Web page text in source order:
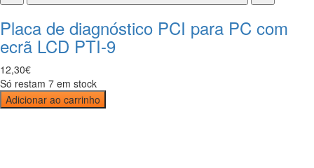
Placa de diagnóstico PCI para PC com
ecrã LCD PTI-9
12,30€
Só restam 7 em stock
Adicionar ao carrinho